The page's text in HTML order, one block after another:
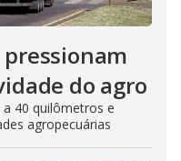
do agro
40 quilômetros e
agropecuárias